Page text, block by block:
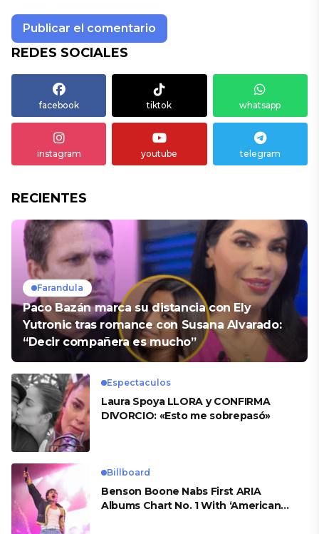
REDES SOCIALES
facebook tiktok whatsapp
instagram youtube telegram
RECIENTES
Farandula
Paco Bazán marca su distancia con Ely
Yutronic tras romance con Susana Alvarado:
“Decir compañera es mucho”
Espectaculos
Laura Spoya LLORA y CONFIRMA
DIVORCIO: «Esto me sobrepasó»
Billboard
Benson Boone Nabs First ARIA
Albums Chart No. 1 With ‘American